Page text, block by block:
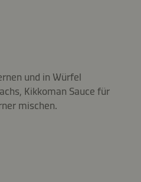
und in Würfel
Kikkoman Sauce für
mischen.